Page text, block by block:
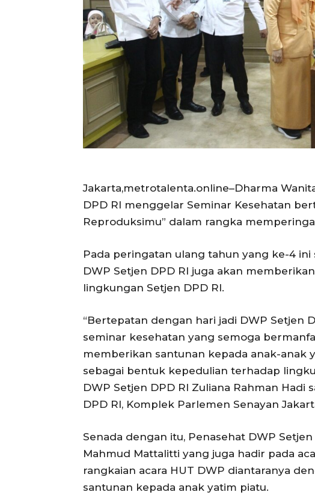
Jakarta,metrotalenta.online–Dharma
DPD RI menggelar Seminar Kesehatan
Reproduksimu” dalam rangka
Pada peringatan ulang tahun yang ke-4
DWP Setjen DPD RI juga akan
lingkungan Setjen DPD RI.
“Bertepatan dengan hari jadi DWP Setjen
seminar kesehatan yang semoga
memberikan santunan kepada anak-anak
sebagai bentuk kepedulian terhadap
DWP Setjen DPD RI Zuliana Rahman
DPD RI, Komplek Parlemen Senayan
Senada dengan itu, Penasehat DWP
Mahmud Mattalitti yang juga hadir pada
rangkaian acara HUT DWP diantaranya
santunan kepada anak yatim piatu.